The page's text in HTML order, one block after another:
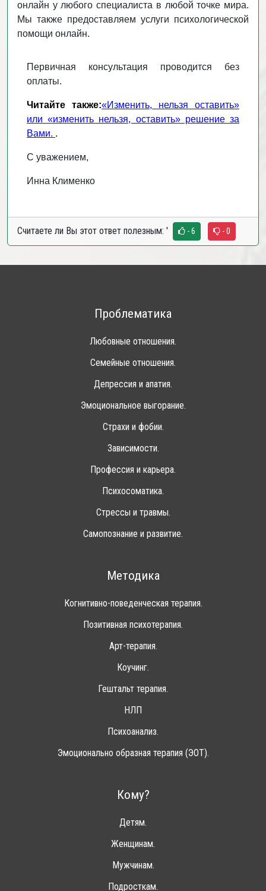
онлайн у любого специалиста в любой точке мира.
Мы также предоставляем услуги психологической
помощи онлайн.
Первичная консультация проводится без
оплаты.
Читайте также:«Изменить, нельзя оставить»
или «изменить нельзя, оставить» решение за
Вами. .
С уважением,
Инна Клименко
Считаете ли Вы этот ответ полезным: ' - 6 - 0
Проблематика
Любовные отношения.
Семейные отношения.
Депрессия и апатия.
Эмоциональное выгорание.
Страхи и фобии.
Зависимости.
Профессия и карьера.
Психосоматика.
Стрессы и травмы.
Самопознание и развитие.
Методика
Когнитивно-поведенческая терапия.
Позитивная психотерапия.
Арт-терапия.
Коучинг.
Гештальт терапия.
НЛП
Психоанализ.
Эмоционально образная терапия (ЭОТ).
Кому?
Детям.
Женщинам.
Мужчинам.
Подросткам.